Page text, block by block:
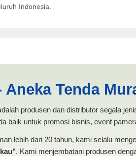
Indonesia.
Aneka Tenda
produsen dan distributor segala
baik untuk promosi bisnis, event
lebih dari 20 tahun, kami selalu
. Kami menjembatani produsen